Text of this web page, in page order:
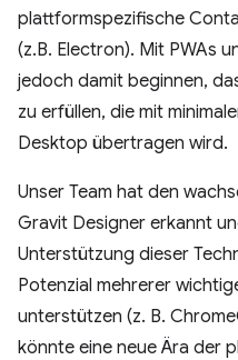
plattformspezifische
(z.B. Electron). Mit PWAs
jedoch damit beginnen,
zu erfüllen, die mit
Desktop übertragen wird.
Unser Team hat den
Gravit Designer erkannt
Unterstützung dieser
Potenzial mehrerer
unterstützen (z. B.
könnte eine neue Ära der